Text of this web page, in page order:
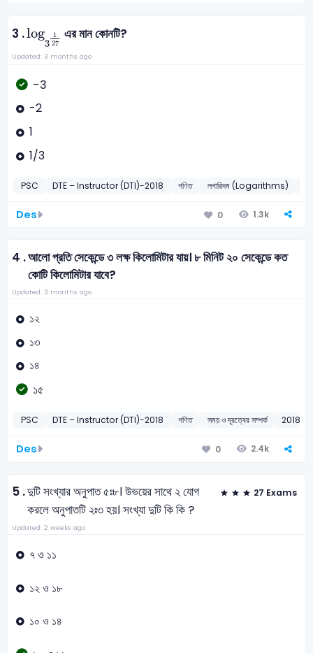
3 .log
3
1
27
log 3 27
এর মান কোনটি?
Updated: 3 months ago
-3
-2
1
1/3
PSC DTE – Instructor (DTI)-2018 গণিত লগারিদম (Logarithms)
Des 0 1.3k
4 .আলো প্রতি সেকেন্ডে ৩ লক্ষ কিলোমিটার যায়। ৮ মিনিট ২০ সেকেন্ডে কত
কোটি কিলোমিটার যাবে?
Updated: 3 months ago
১২
১৩
১৪
১৫
PSC DTE – Instructor (DTI)-2018 গণিত সময় ও দূরত্বের সম্পর্ক 2018
Des 0 2.4k
5 .দুটি সংখ্যার অনুপাত ৫ঃ৮। উভয়ের সাথে ২ যোগ
করলে অনুপাতটি ২ঃ৩ হয়। সংখ্যা দুটি কি কি ?
27 Exams
Updated: 2 weeks ago
৭ ও ১১
১২ ও ১৮
১০ ও ১৪